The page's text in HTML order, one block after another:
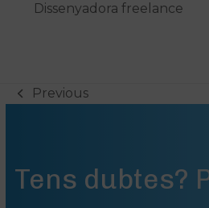
Dissenyadora freelance
previous
Previous
Tens dubtes?